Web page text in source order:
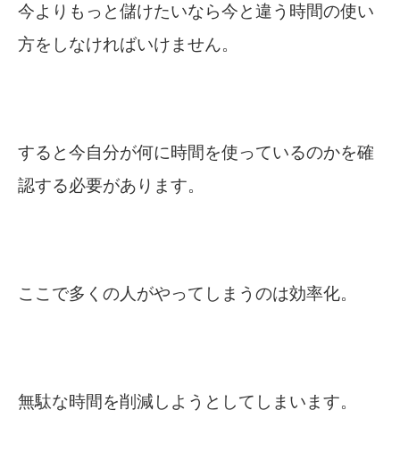
今よりもっと儲けたいなら今と違う時間の使い
方をしなければいけません。
すると今自分が何に時間を使っているのかを確
認する必要があります。
ここで多くの人がやってしまうのは効率化。
無駄な時間を削減しようとしてしまいます。